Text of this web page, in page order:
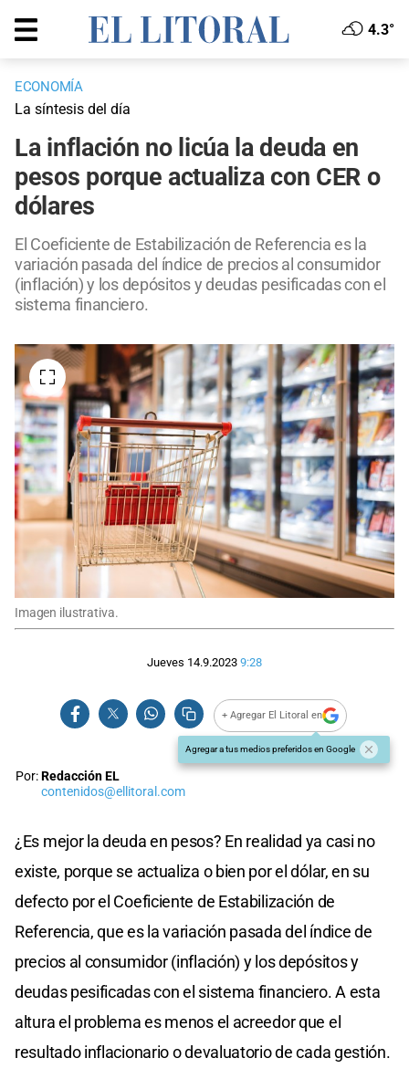
4.3°
ECONOMÍA
La síntesis del día
La inflación no licúa la deuda en
pesos porque actualiza con CER o
dólares
El Coeficiente de Estabilización de Referencia es la
variación pasada del índice de precios al consumidor
(inflación) y los depósitos y deudas pesificadas con el
sistema financiero.
Imagen ilustrativa.
Jueves 14.9.2023 9:28
+ Agregar El Litoral en
Agregar a tus medios preferidos en Google
Por:Redacción EL
contenidos@ellitoral.com
¿Es mejor la deuda en pesos? En realidad ya casi no
existe, porque se actualiza o bien por el dólar, en su
defecto por el Coeficiente de Estabilización de
Referencia, que es la variación pasada del índice de
precios al consumidor (inflación) y los depósitos y
deudas pesificadas con el sistema financiero. A esta
altura el problema es menos el acreedor que el
resultado inflacionario o devaluatorio de cada gestión.